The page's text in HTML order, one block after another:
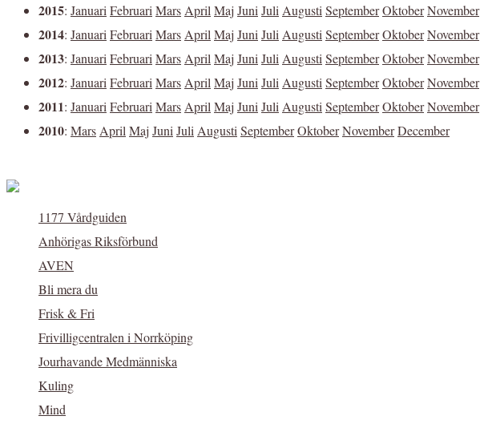
2015: JanuariFebruariMarsAprilMaj JuniJuliAugustiSeptemberOktoberNovember
2014: JanuariFebruariMarsAprilMaj JuniJuliAugustiSeptemberOktoberNovember
2013: JanuariFebruariMarsAprilMaj JuniJuliAugustiSeptemberOktoberNovember
2012: JanuariFebruariMarsAprilMaj JuniJuliAugustiSeptemberOktoberNovember
2011: JanuariFebruariMarsAprilMaj JuniJuliAugustiSeptemberOktoberNovember
2010: MarsAprilMaj JuniJuliAugustiSeptemberOktoberNovemberDecember
1177 Vårdguiden
Anhörigas Riksförbund
AVEN
Bli mera du
Frisk & Fri
Frivilligcentralen i Norrköping
Jourhavande Medmänniska
Kuling
Mind